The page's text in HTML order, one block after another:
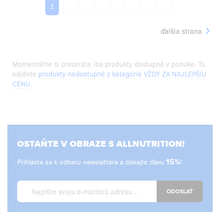
1
ďalšia strana
Momentálne si prezeráte iba produkty dostupné v ponuke. Tu
nájdete produkty nedostupné z kategórie VŽDY ZA NAJLEPŠIU
CENU
OSTAŇTE V OBRAZE S ALLNUTRITION!
Prihláste sa k odberu newslettera a získajte zľavu 15%!
ODOSLAŤ